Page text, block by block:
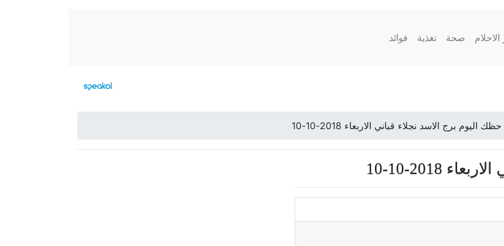
صحة تغذية فوائد
حظك اليوم برج الاسد نجلاء قباني الاربعاء 2018-10-10
2018-10-10